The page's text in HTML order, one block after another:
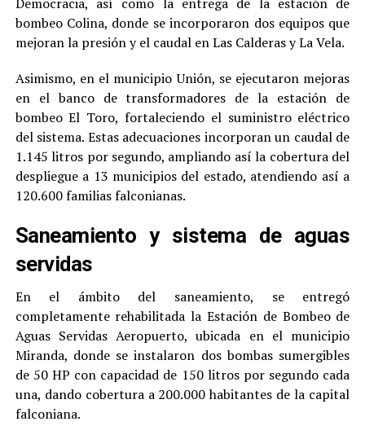
bombeo Colina, donde se incorporaron dos equipos que
mejoran la presión y el caudal en Las Calderas y La Vela.
Asimismo, en el municipio Unión, se ejecutaron mejoras
en el banco de transformadores de la estación de
bombeo El Toro, fortaleciendo el suministro eléctrico
del sistema. Estas adecuaciones incorporan un caudal de
1.145 litros por segundo, ampliando así la cobertura del
despliegue a 13 municipios del estado, atendiendo así a
120.600 familias falconianas.
Saneamiento y sistema de aguas
servidas
En el ámbito del saneamiento, se entregó
completamente rehabilitada la Estación de Bombeo de
Aguas Servidas Aeropuerto, ubicada en el municipio
Miranda, donde se instalaron dos bombas sumergibles
de 50 HP con capacidad de 150 litros por segundo cada
una, dando cobertura a 200.000 habitantes de la capital
falconiana.